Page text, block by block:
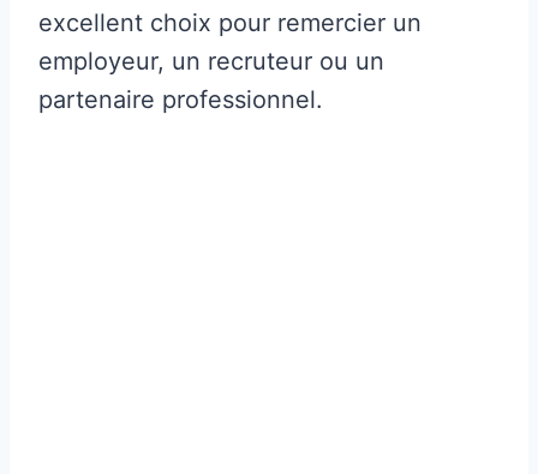
excellent choix pour remercier un
employeur, un recruteur ou un
partenaire professionnel.